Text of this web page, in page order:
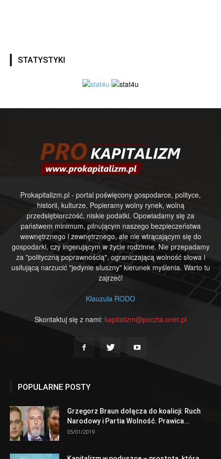
STATYSTYKI
Prokapitalizm.pl - portal poświęcony gospodarce, polityce,
historii, kulturze. Popieramy wolny rynek, wolną
przedsiębiorczość, niskie podatki. Opowiadamy się za
państwem minimum, pilnującym naszego bezpieczeństwa
wewnętrznego i zewnętrznego, ale nie wtrącającym się do
gospodarki, czy ingerującym w życie rodzinne. Nie przepadamy
za "polityczną poprawnością", ograniczającą wolność słowa i
usiłującą narzucić "jedynie słuszny" kierunek myślenia. Warto tu
zajrzeć!
Klauzula RODO
Skontaktuj się z nami: kapitalizm@poczta.onet.pl
POPULARNE POSTY
Grzegorz Braun dołącza do koalicji: Ruch
Narodowy i Partia Wolność. Prawica...
05/01/2019